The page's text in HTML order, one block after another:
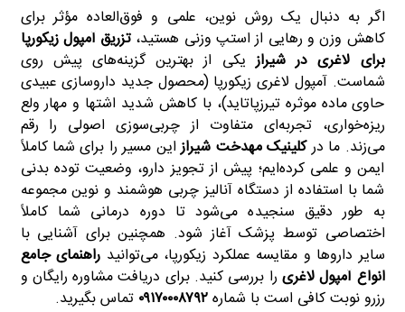
اگر به دنبال یک روش نوین، علمی و فوق‌العاده مؤثر برای
کاهش وزن و رهایی از استپ وزنی هستید، تزریق آمپول زیکورپا
برای لاغری در شیرازیکی از بهترین گزینه‌های پیش روی
شماست. آمپول لاغری زیکورپا (محصول جدید داروسازی عبیدی
حاوی ماده موثره تیرزپاتاید)، با کاهش شدید اشتها و مهار ولع
ریزه‌خواری، تجربه‌ای متفاوت از چربی‌سوزی اصولی را رقم
می‌زند. ما درکلینیک مهدخت شیرازاین مسیر را برای شما کاملاً
ایمن و علمی کرده‌ایم؛ پیش از تجویز دارو، وضعیت توده بدنی
شما با استفاده از دستگاه آنالیز چربی هوشمند و نوین مجموعه
به طور دقیق سنجیده می‌شود تا دوره درمانی شما کاملاً
اختصاصی توسط پزشک آغاز شود. همچنین برای آشنایی با
سایر داروها و مقایسه عملکرد زیکورپا، می‌توانید راهنمای جامع
انواع آمپول لاغری را بررسی کنید. برای دریافت مشاوره رایگان و
رزرو نوبت کافی است با شماره۰۹۱۷۰۰۰۸۷۹۲ تماس بگیرید.